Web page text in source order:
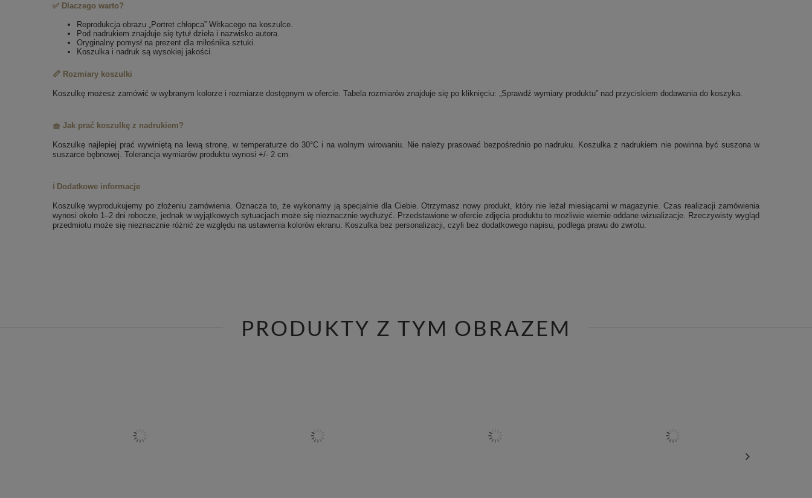
✅ Dlaczego warto?
Reprodukcja obrazu „Portret chłopca” Witkacego na koszulce.
Pod nadrukiem znajduje się tytuł dzieła i nazwisko autora.
Oryginalny pomysł na prezent dla miłośnika sztuki.
Koszulka i nadruk są wysokiej jakości.
📏 Rozmiary koszulki
Koszulkę możesz zamówić w wybranym kolorze i rozmiarze dostępnym w ofercie. Tabela rozmiarów znajduje się po kliknięciu: „Sprawdź wymiary produktu” nad przyciskiem dodawania do koszyka.
🧺 Jak prać koszulkę z nadrukiem?
Koszulkę najlepiej prać wywiniętą na lewą stronę, w temperaturze do 30°C i na wolnym wirowaniu. Nie należy prasować bezpośrednio po nadruku. Koszulka z nadrukiem nie powinna być suszona w
suszarce bębnowej. Tolerancja wymiarów produktu wynosi +/- 2 cm.
ℹ️ Dodatkowe informacje
Koszulkę wyprodukujemy po złożeniu zamówienia. Oznacza to, że wykonamy ją specjalnie dla Ciebie. Otrzymasz nowy produkt, który nie leżał miesiącami w magazynie. Czas realizacji zamówienia
wynosi około 1–2 dni robocze, jednak w wyjątkowych sytuacjach może się nieznacznie wydłużyć. Przedstawione w ofercie zdjęcia produktu to możliwie wiernie oddane wizualizacje. Rzeczywisty wygląd
przedmiotu może się nieznacznie różnić ze względu na ustawienia kolorów ekranu. Koszulka bez personalizacji, czyli bez dodatkowego napisu, podlega prawu do zwrotu.
PRODUKTY Z TYM OBRAZEM